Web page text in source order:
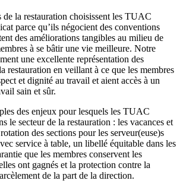
de la restauration choisissent les TUAC
parce qu’ils négocient des conventions
des améliorations tangibles au milieu de
à se bâtir une vie meilleure. Notre
une excellente représentation des
restauration en veillant à ce que les membres
et dignité au travail et aient accès à un
sain et sûr.
des enjeux pour lesquels les TUAC
le secteur de la restauration : les vacances et
des sections pour les serveur(euse)s
service à table, un libellé équitable dans les
que les membres conservent les
ont gagnés et la protection contre la
de la part de la direction.